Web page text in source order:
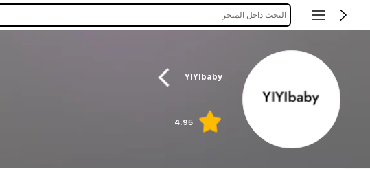
البحث داخل المتجر
YIYIbaby
4.95